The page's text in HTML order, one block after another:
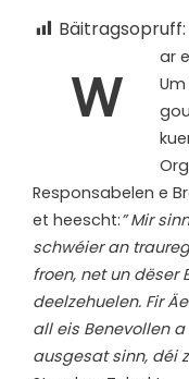
Bäitragsopruff:
W
ar
Responsabelen e
et heescht:” Mir
schwéier an
froen, net un dëser
deelzehuelen. Fir
all eis Benevollen
ausgesat sinn, déi